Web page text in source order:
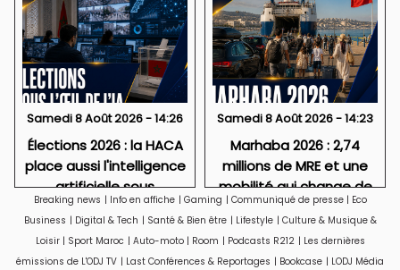
Samedi 8 Août 2026 - 14:26
Élections 2026 : la HACA
place aussi l'intelligence
artificielle sous
surveillance
Samedi 8 Août 2026 - 14:23
Marhaba 2026 : 2,74
millions de MRE et une
mobilité qui change de
visage
Breaking news | Info en affiche | Gaming | Communiqué de presse | Eco
Business | Digital & Tech | Santé & Bien être | Lifestyle | Culture & Musique &
Loisir | Sport Maroc | Auto-moto | Room | Podcasts R212 | Les dernières
émissions de L'ODJ TV | Last Conférences & Reportages | Bookcase | LODJ Média